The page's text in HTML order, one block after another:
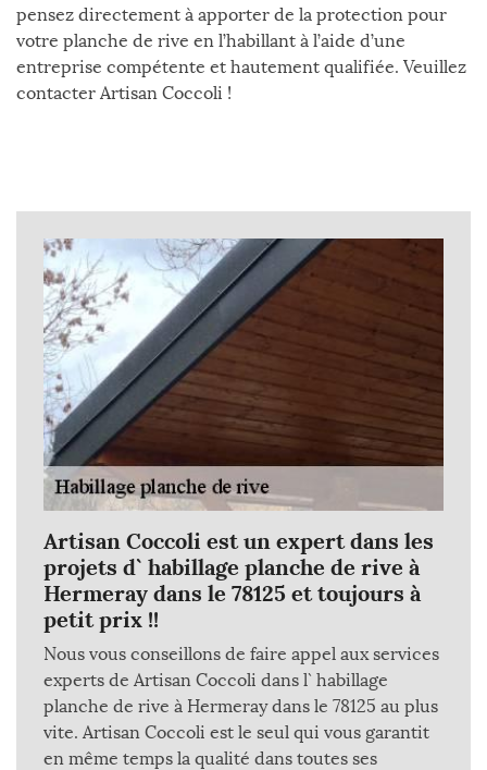
pensez directement à apporter de la protection pour
votre planche de rive en l’habillant à l’aide d’une
entreprise compétente et hautement qualifiée. Veuillez
contacter Artisan Coccoli !
Artisan Coccoli est un expert dans les
projets d` habillage planche de rive à
Hermeray dans le 78125 et toujours à
petit prix !!
Nous vous conseillons de faire appel aux services
experts de Artisan Coccoli dans l` habillage
planche de rive à Hermeray dans le 78125 au plus
vite. Artisan Coccoli est le seul qui vous garantit
en même temps la qualité dans toutes ses